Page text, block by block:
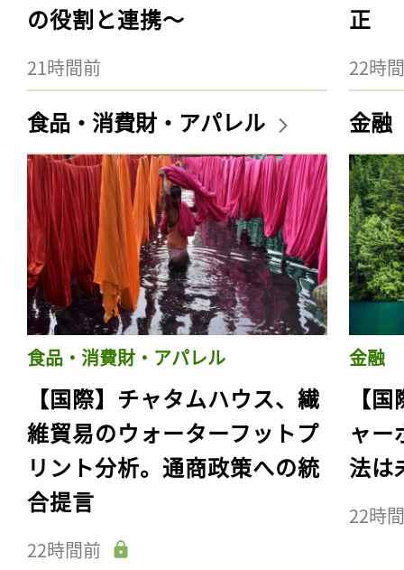
の役割と連携〜
21時間前
正
22時
食品・消費財・アパレル
食品・消費財・アパレル
【国際】チャタムハウス、繊
維貿易のウォーターフットプ
リント分析。通商政策への統
合提言
22時間前
金融
金融
【
ャー
法は
22時